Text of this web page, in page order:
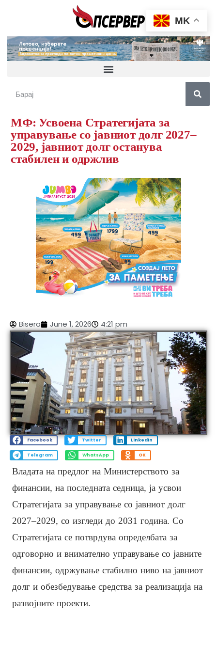
МФ: Усвоена Стратегијата за
управување со јавниот долг 2027–
2029, јавниот долг останува
стабилен и одржлив
Bisera June 1, 2026 4:21 pm
Facebook Twitter LinkedIn
Telegram WhatsApp OK
Владата на предлог на Министерството за
финансии, на последната седница, ја усвои
Стратегијата за управување со јавниот долг
2027–2029, со изгледи до 2031 година. Со
Стратегијата се потврдува определбата за
одговорно и внимателно управување со јавните
финансии, одржување стабилно ниво на јавниот
долг и обезбедување средства за реализација на
развојните проекти.
MK